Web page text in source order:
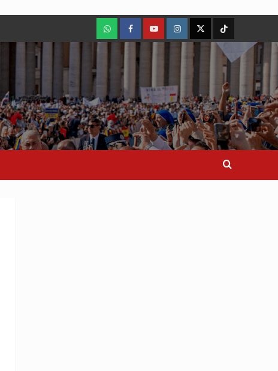
WhatsAppFacebookYoutubeInstagram
X TikTok